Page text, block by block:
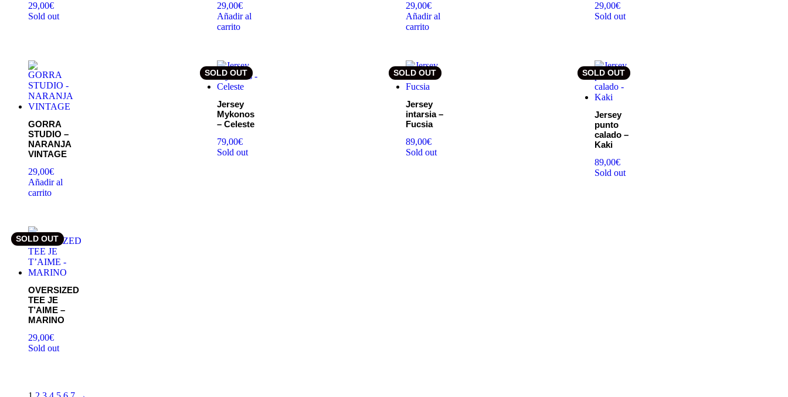
29,00€
Sold out
29,00€
Añadir al
carrito
29,00€
Añadir al
carrito
29,00€
Sold out
GORRA
STUDIO –
NARANJA
VINTAGE
29,00€
Añadir al
carrito
SOLD OUT
Jersey
Mykonos
– Celeste
79,00€
Sold out
SOLD OUT
Jersey
intarsia –
Fucsia
89,00€
Sold out
SOLD OUT
Jersey
punto
calado –
Kaki
89,00€
Sold out
SOLD OUT
OVERSIZED
TEE JE
T’AIME –
MARINO
29,00€
Sold out